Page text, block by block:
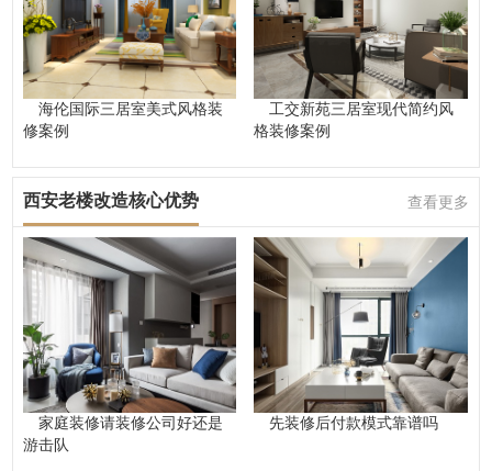
海伦国际三居室美式风格装
修案例
工交新苑三居室现代简约风
格装修案例
西安老楼改造核心优势 查看更多
家庭装修请装修公司好还是
游击队
先装修后付款模式靠谱吗